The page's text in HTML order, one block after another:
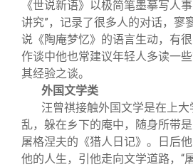
《世说新语》以极简笔墨摹写人
讲究”，记录了很多人的对话，寥
说《陶庵梦忆》的语言生动，有
作谈中他也常建议年轻人多读一
其经验之谈。
外国文学类
汪曾祺接触外国文学是在上
乱，躲在乡下的庵中，随身所带
屠格涅夫的《猎人日记》。日后
他的人生，引他走向文学道路，“